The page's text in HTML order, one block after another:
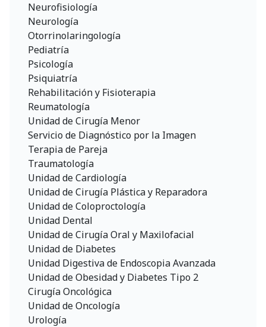
Neurofisiología
Neurología
Otorrinolaringología
Pediatría
Psicología
Psiquiatría
Rehabilitación y Fisioterapia
Reumatología
Unidad de Cirugía Menor
Servicio de Diagnóstico por la Imagen
Terapia de Pareja
Traumatología
Unidad de Cardiología
Unidad de Cirugía Plástica y Reparadora
Unidad de Coloproctología
Unidad Dental
Unidad de Cirugía Oral y Maxilofacial
Unidad de Diabetes
Unidad Digestiva de Endoscopia Avanzada
Unidad de Obesidad y Diabetes Tipo 2
Cirugía Oncológica
Unidad de Oncología
Urología